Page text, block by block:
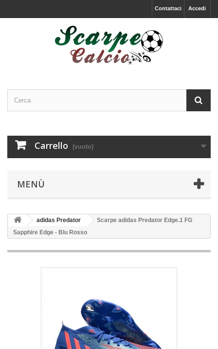
Accedi
Contattaci
Carrello (vuoto)
MENÙ
adidas Predator
Scarpe adidas Predator Edge.1 FG
Sapphire Edge - Blu Rosso